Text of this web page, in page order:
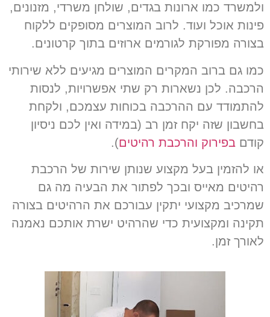
ולמשרד כמו ארונות בגדים, שולחן משרדי, מזנונים,
פינות אוכל ועוד. לרוב המוצרים מסופקים ללקוח
בצורה מפורקת לגורמים ארוזים בתוך קרטונים.
כמו גם ברוב המקרים המוצרים מגיעים ללא שירותי
הרכבה. לכן נשארות רק שתי אפשרויות, לנסות
להתמודד עם ההרכבה בכוחות עצמכם, ולקחת
בחשבון שזה יקח זמן רב (במידה ואין לכם ניסיון
קודם בפירוק והרכבת רהיטים).
או להזמין בעל מקצוע שנותן שירות של הרכבת
רהיטים מאייס ובכך לפתור את הבעיה מה גם
שמרכיב מקצועי יתקין עבורכם את הרהיטים בצורה
תקינה ומקצועית כדי שהרהיט ישרת אותכם נאמנה
לאורך זמן.